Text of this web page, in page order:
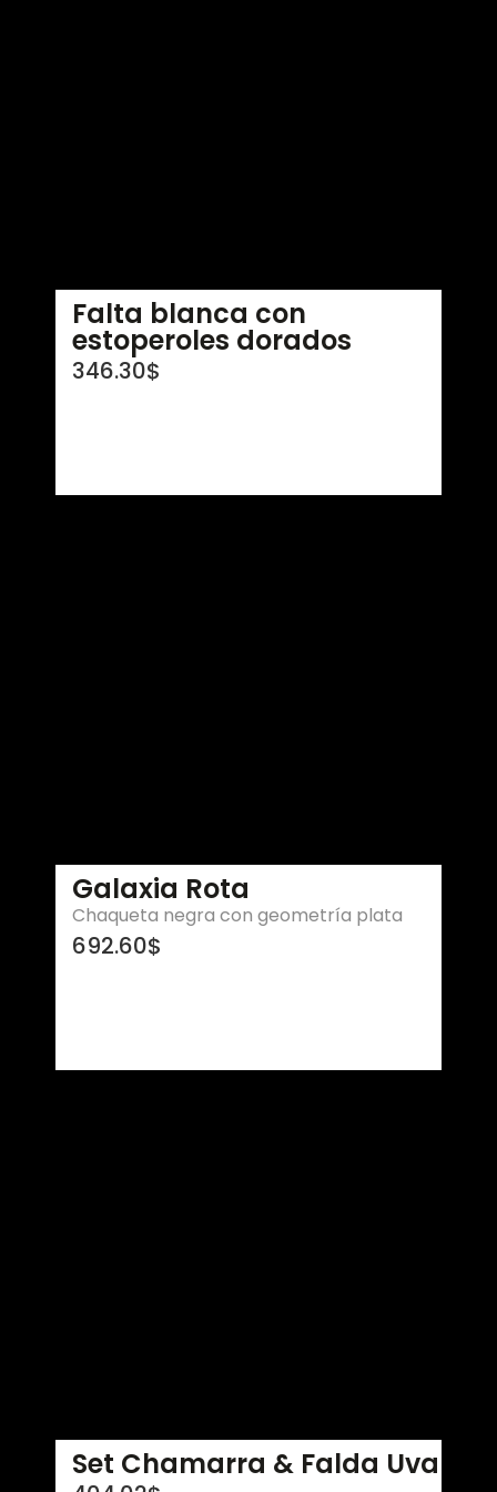
Falta blanca con
estoperoles dorados
346.30$
Galaxia Rota
Chaqueta negra con geometría plata
692.60$
Set Chamarra & Falda Uva